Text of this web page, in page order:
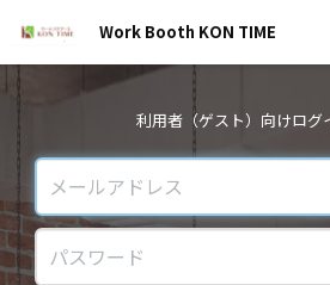
Work Booth KON TIME
利用者（ゲスト）向けログ